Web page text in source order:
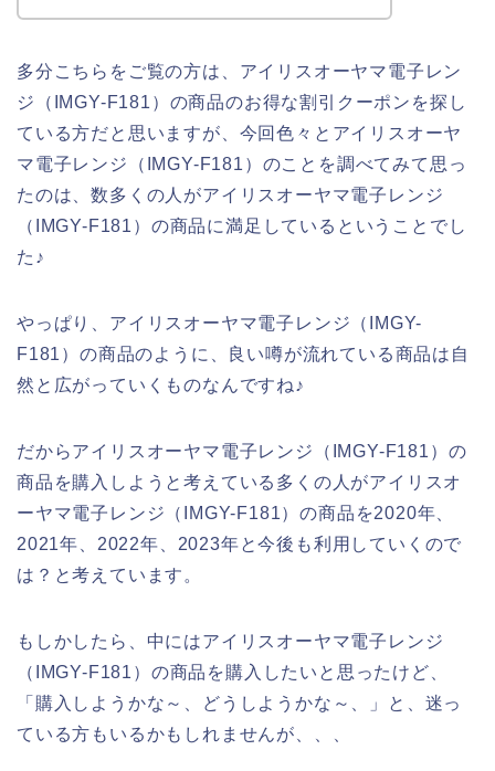
多分こちらをご覧の方は、アイリスオーヤマ電子レン
ジ（IMGY-F181）の商品のお得な割引クーポンを探し
ている方だと思いますが、今回色々とアイリスオーヤ
マ電子レンジ（IMGY-F181）のことを調べてみて思っ
たのは、数多くの人がアイリスオーヤマ電子レンジ
（IMGY-F181）の商品に満足しているということでし
た♪
やっぱり、アイリスオーヤマ電子レンジ（IMGY-
F181）の商品のように、良い噂が流れている商品は自
然と広がっていくものなんですね♪
だからアイリスオーヤマ電子レンジ（IMGY-F181）の
商品を購入しようと考えている多くの人がアイリスオ
ーヤマ電子レンジ（IMGY-F181）の商品を2020年、
2021年、2022年、2023年と今後も利用していくので
は？と考えています。
もしかしたら、中にはアイリスオーヤマ電子レンジ
（IMGY-F181）の商品を購入したいと思ったけど、
「購入しようかな～、どうしようかな～、」と、迷っ
ている方もいるかもしれませんが、、、